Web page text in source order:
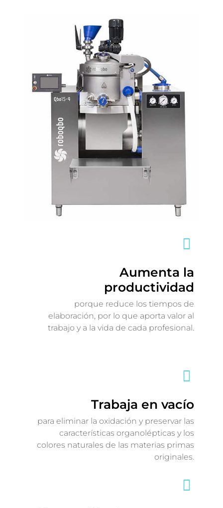
Aumenta la
productividad
porque reduce los tiempos de
elaboración, por lo que aporta valor al
trabajo y a la vida de cada profesional.
Trabaja en vacío
para eliminar la oxidación y preservar las
características organolépticas y los
colores naturales de las materias primas
originales.